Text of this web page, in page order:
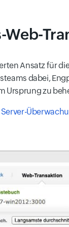
Web-
Ansatz für
dabei,
Ursprung zu
Server-